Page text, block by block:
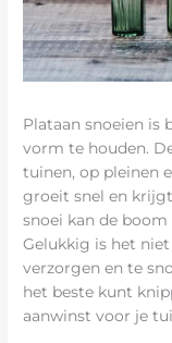
Plataan snoeien is
vorm te houden.
tuinen, op pleinen
groeit snel en
snoei kan de
Gelukkig is het
verzorgen en te
het beste kunt
aanwinst voor je